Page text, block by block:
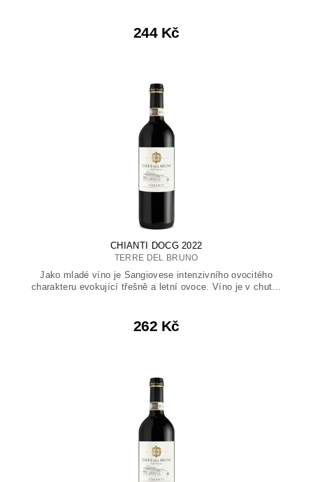
244 Kč
CHIANTI DOCG 2022
TERRE DEL BRUNO
Jako mladé víno je Sangiovese intenzivního ovocitého
charakteru evokující třešně a letní ovoce. Víno je v chut...
262 Kč